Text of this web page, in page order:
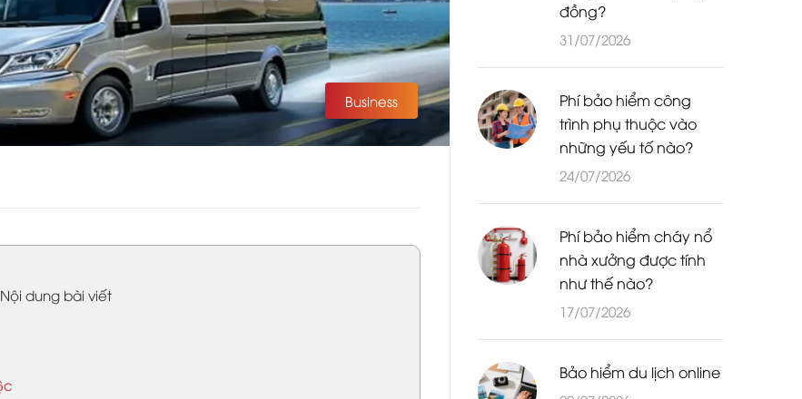
Business
Nội dung bài viết
đồng?
31/07/2026
Phí bảo hiểm công
trình phụ thuộc vào
những yếu tố nào?
24/07/2026
Phí bảo hiểm cháy nổ
nhà xưởng được tính
như thế nào?
17/07/2026
Bảo hiểm du lịch online